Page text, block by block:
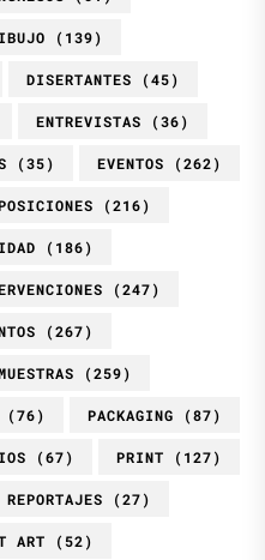
DIBUJO (139)
DISERTANTES (45)
ENTREVISTAS (36)
(35) EVENTOS (262)
(216)
(186)
(247)
(267)
MUESTRAS (259)
(76) PACKAGING (87)
(67) PRINT (127)
REPORTAJES (27)
ART (52)